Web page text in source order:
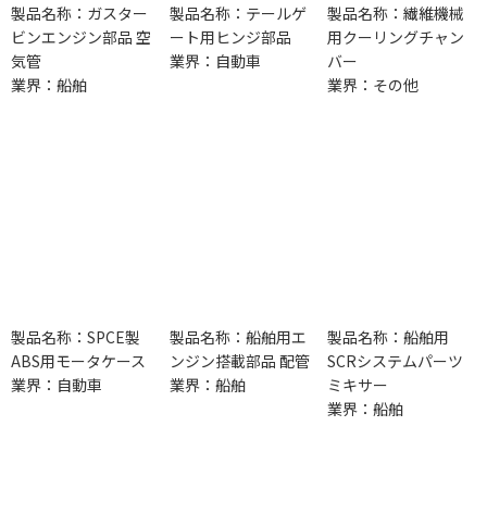
製品名称：ガスター
ビンエンジン部品 空
気管
業界：船舶
製品名称：テールゲ
ート用ヒンジ部品
業界：自動車
製品名称：繊維機械
用クーリングチャン
バー
業界：その他
製品名称：SPCE製
ABS用モータケース
業界：自動車
製品名称：船舶用エ
ンジン搭載部品 配管
業界：船舶
製品名称：船舶用
SCRシステムパーツ
ミキサー
業界：船舶